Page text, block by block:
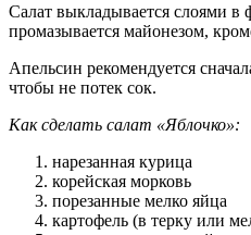
Салат выкладывается слоями в
промазывается майонезом,
Апельсин рекомендуется
чтобы не потек сок.
Как сделать салат «Яблочко»:
нарезанная курица
корейская морковь
порезанные мелко яйца
картофель (в терку или